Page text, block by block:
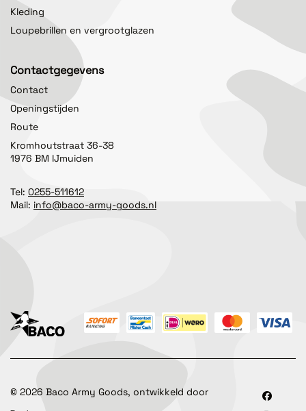
Kleding
Loupebrillen en vergrootglazen
Contactgegevens
Contact
Openingstijden
Route
Kromhoutstraat 36-38
1976 BM IJmuiden
Tel: 0255-511612
Mail: info@baco-army-goods.nl
© 2026 Baco Army Goods, ontwikkeld door